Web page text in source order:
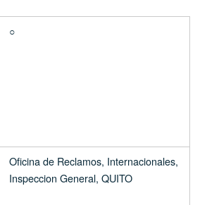
○
Oficina de Reclamos, Internacionales,
Inspeccion General, QUITO